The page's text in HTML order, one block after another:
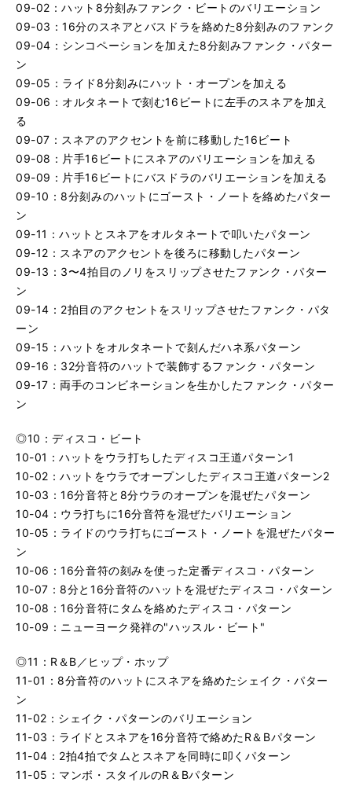
09-02：ハット8分刻みファンク・ビートのバリエーション
09-03：16分のスネアとバスドラを絡めた8分刻みのファンク
09-04：シンコペーションを加えた8分刻みファンク・パター
ン
09-05：ライド8分刻みにハット・オープンを加える
09-06：オルタネートで刻む16ビートに左手のスネアを加え
る
09-07：スネアのアクセントを前に移動した16ビート
09-08：片手16ビートにスネアのバリエーションを加える
09-09：片手16ビートにバスドラのバリエーションを加える
09-10：8分刻みのハットにゴースト・ノートを絡めたパター
ン
09-11：ハットとスネアをオルタネートで叩いたパターン
09-12：スネアのアクセントを後ろに移動したパターン
09-13：3〜4拍目のノリをスリップさせたファンク・パター
ン
09-14：2拍目のアクセントをスリップさせたファンク・パタ
ーン
09-15：ハットをオルタネートで刻んだハネ系パターン
09-16：32分音符のハットで装飾するファンク・パターン
09-17：両手のコンビネーションを生かしたファンク・パター
ン
◎10：ディスコ・ビート
10-01：ハットをウラ打ちしたディスコ王道パターン1
10-02：ハットをウラでオープンしたディスコ王道パターン2
10-03：16分音符と8分ウラのオープンを混ぜたパターン
10-04：ウラ打ちに16分音符を混ぜたバリエーション
10-05：ライドのウラ打ちにゴースト・ノートを混ぜたパター
ン
10-06：16分音符の刻みを使った定番ディスコ・パターン
10-07：8分と16分音符のハットを混ぜたディスコ・パターン
10-08：16分音符にタムを絡めたディスコ・パターン
10-09：ニューヨーク発祥の"ハッスル・ビート"
◎11：R＆B／ヒップ・ホップ
11-01：8分音符のハットにスネアを絡めたシェイク・パター
ン
11-02：シェイク・パターンのバリエーション
11-03：ライドとスネアを16分音符で絡めたR＆Bパターン
11-04：2拍4拍でタムとスネアを同時に叩くパターン
11-05：マンボ・スタイルのR＆Bパターン